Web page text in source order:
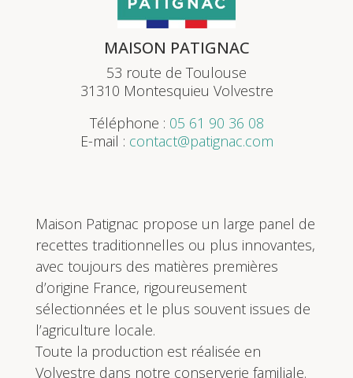
MAISON PATIGNAC
53 route de Toulouse
31310 Montesquieu Volvestre
Téléphone : 05 61 90 36 08
E-mail : contact@patignac.com
Maison Patignac propose un large panel de
recettes traditionnelles ou plus innovantes,
avec toujours des matières premières
d’origine France, rigoureusement
sélectionnées et le plus souvent issues de
l’agriculture locale.
Toute la production est réalisée en
Volvestre dans notre conserverie familiale.